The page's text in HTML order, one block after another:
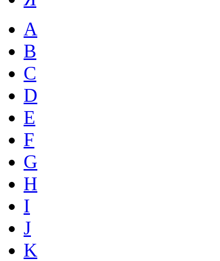
A
B
C
D
E
F
G
H
I
J
K